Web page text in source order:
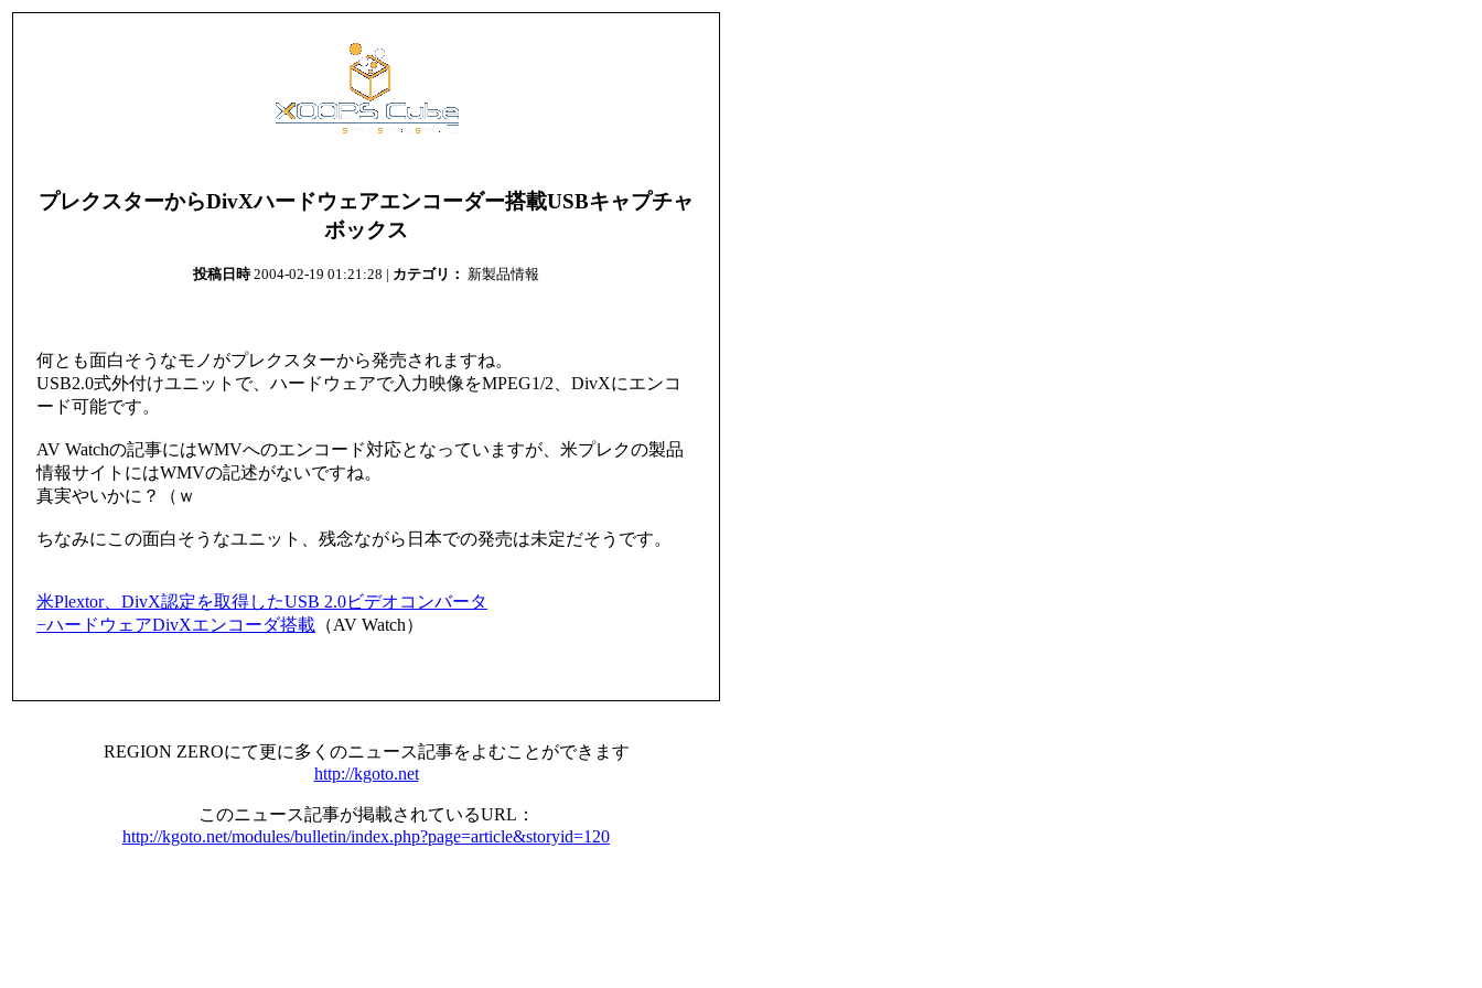
プレクスターからDivXハードウェアエンコーダー搭載USBキャプチャ
ボックス
投稿日時2004-02-19 01:21:28 | カテゴリ： 新製品情報
何とも面白そうなモノがプレクスターから発売されますね。
USB2.0式外付けユニットで、ハードウェアで入力映像をMPEG1/2、DivXにエンコ
ード可能です。
AV Watchの記事にはWMVへのエンコード対応となっていますが、米プレクの製品
情報サイトにはWMVの記述がないですね。
真実やいかに？（ｗ
ちなみにこの面白そうなユニット、残念ながら日本での発売は未定だそうです。
米Plextor、DivX認定を取得したUSB 2.0ビデオコンバータ
−ハードウェアDivXエンコーダ搭載 （AV Watch）
REGION ZEROにて更に多くのニュース記事をよむことができます
http://kgoto.net
このニュース記事が掲載されているURL：
http://kgoto.net/modules/bulletin/index.php?page=article&storyid=120